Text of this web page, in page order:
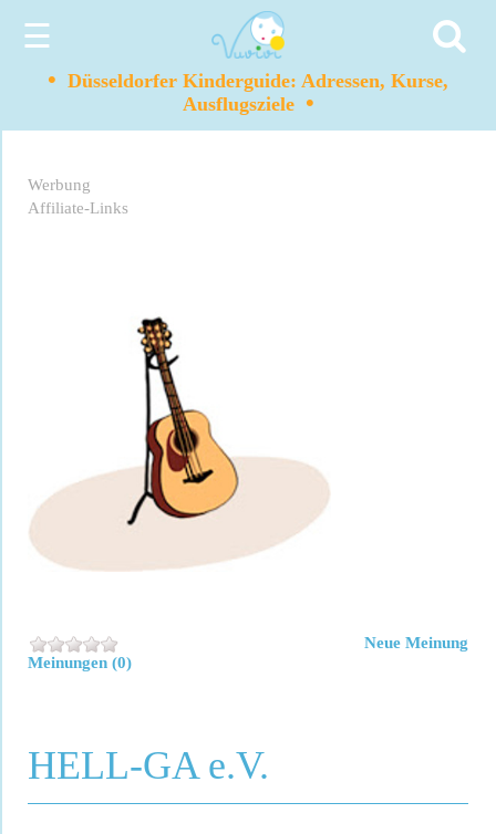
☰
• Düsseldorfer Kinderguide: Adressen, Kurse,
Ausflugsziele •
Werbung
Affiliate-Links
Meinungen (0)
Neue Meinung
HELL-GA e.V.